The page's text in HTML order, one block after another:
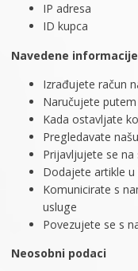
IP adresa
ID kupca
Navedene
Izrađujete račun
Naručujete
Kada ostavljate
Pregledavate
Prijavljujete se
Dodajete artikle u
Komunicirate s
usluge
Povezujete se s
Neosobni podaci